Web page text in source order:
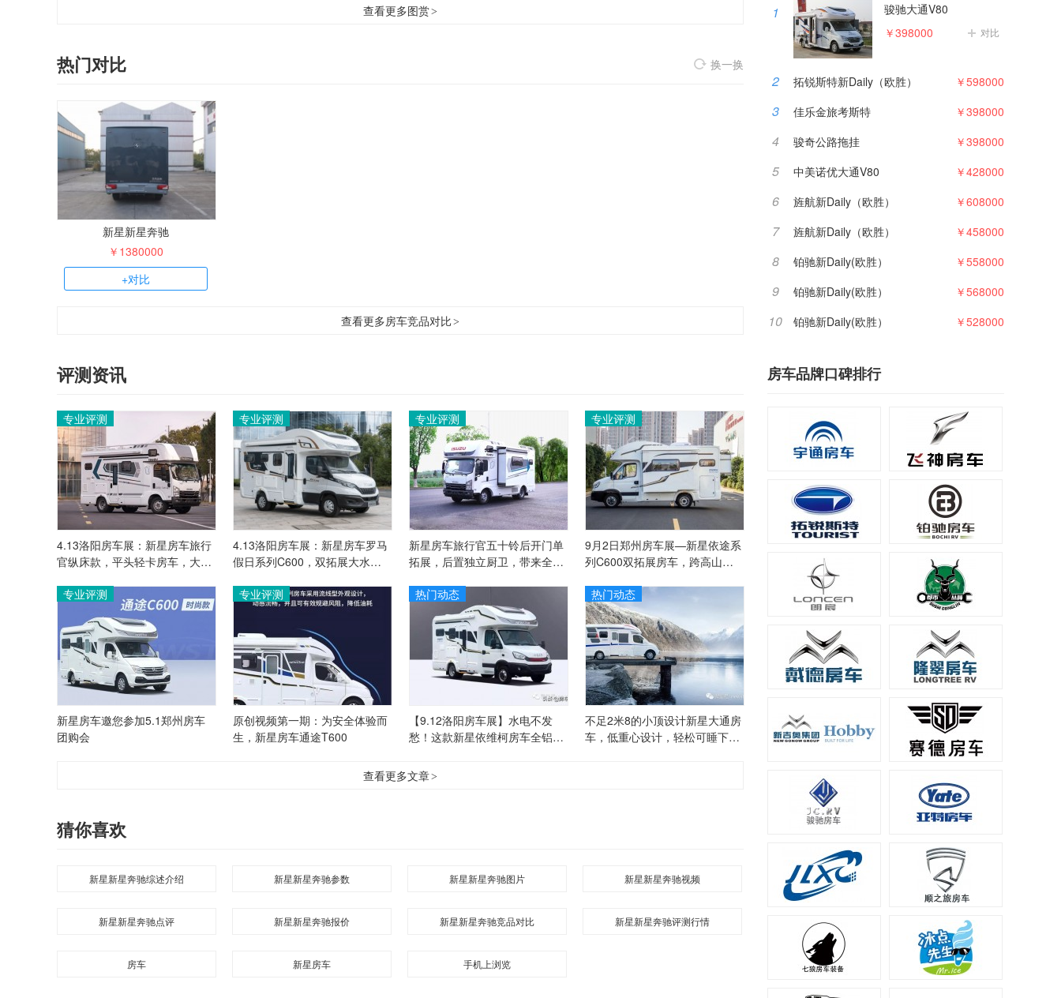
查看更多图赏>
换一换
热门对比
新星新星奔驰
￥1380000
+对比
查看更多房车竞品对比 >
评测资讯
专业评测
4.13洛阳房车展：新星房车旅行
官纵床款，平头轻卡房车，大空
专业评测
4.13洛阳房车展：新星房车罗马
假日系列C600，双拓展大水
专业评测
新星房车旅行官五十铃后开门单
拓展，后置独立厨卫，带来全面
专业评测
9月2日郑州房车展—新星依途系
列C600双拓展房车，跨高山大
专业评测
新星房车邀您参加5.1郑州房车
团购会
专业评测
原创视频第一期：为安全体验而
生，新星房车通途T600
热门动态
【9.12洛阳房车展】水电不发
愁！这款新星依维柯房车全铝车
高！
热门动态
不足2米8的小顶设计新星大通房
车，低重心设计，轻松可睡下5
查看更多文章>
猜你喜欢
新星新星奔驰综述介绍 新星新星奔驰参数 新星新星奔驰图片 新星新星奔驰视频
新星新星奔驰点评 新星新星奔驰报价 新星新星奔驰竞品对比 新星新星奔驰评测行情
房车 新星房车 手机上浏览
1 骏驰大通V80
对比
￥398000
2 拓锐斯特新Daily（欧胜） ￥598000
3 佳乐金旅考斯特 ￥398000
4 骏奇公路拖挂 ￥398000
5 中美诺优大通V80 ￥428000
6 旌航新Daily（欧胜） ￥608000
7 旌航新Daily（欧胜） ￥458000
8 铂驰新Daily(欧胜） ￥558000
9 铂驰新Daily(欧胜） ￥568000
10 铂驰新Daily(欧胜） ￥528000
房车品牌口碑排行